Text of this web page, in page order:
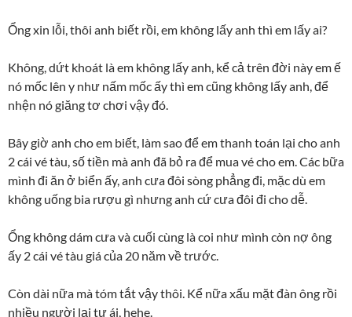
Ổng xin lỗi, thôi anh biết rồi, em không lấy anh thì em lấy ai?
Không, dứt khoát là em không lấy anh, kể cả trên đời này em ế
nó mốc lên y như nấm mốc ấy thì em cũng không lấy anh, để
nhện nó giăng tơ chơi vậy đó.
Bây giờ anh cho em biết, làm sao để em thanh toán lại cho anh
2 cái vé tàu, số tiền mà anh đã bỏ ra để mua vé cho em. Các bữa
mình đi ăn ở biển ấy, anh cưa đôi sòng phẳng đi, mặc dù em
không uống bia rượu gì nhưng anh cứ cưa đôi đi cho dễ.
Ổng không dám cưa và cuối cùng là coi như mình còn nợ ông
ấy 2 cái vé tàu giá của 20 năm về trước.
Còn dài nữa mà tóm tắt vậy thôi. Kể nữa xấu mặt đàn ông rồi
nhiều người lại tự ái, hehe.